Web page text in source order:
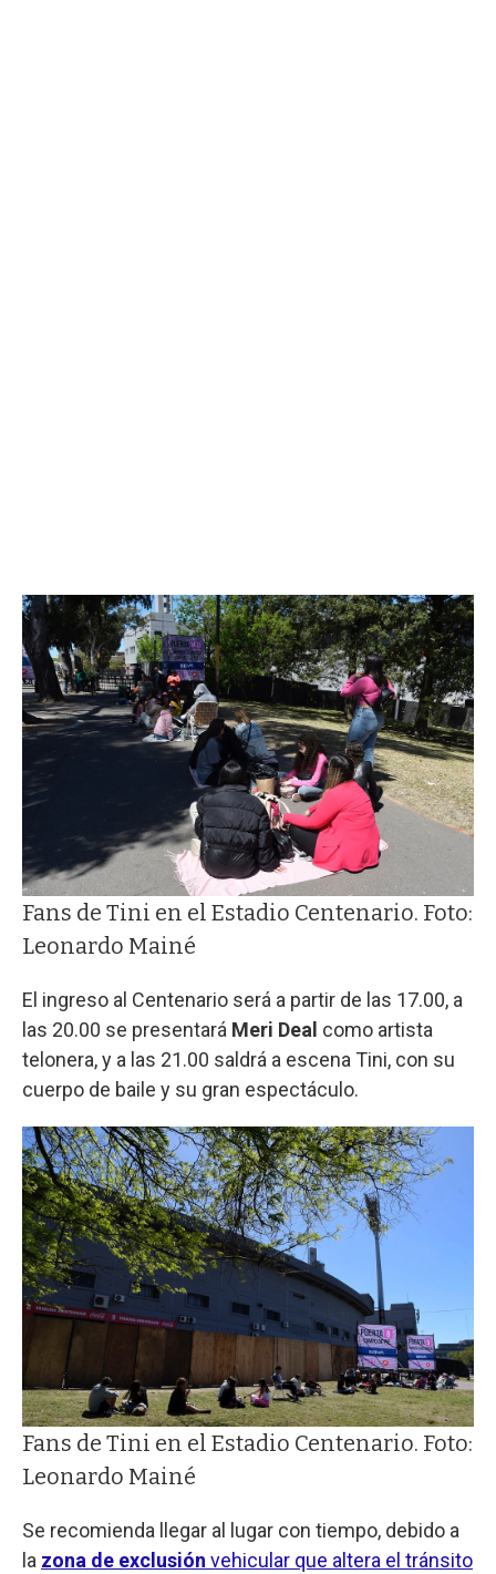
Fans de Tini en el Estadio Centenario. Foto:
Leonardo Mainé
El ingreso al Centenario será a partir de las 17.00, a
las 20.00 se presentará Meri Deal como artista
telonera, y a las 21.00 saldrá a escena Tini, con su
cuerpo de baile y su gran espectáculo.
Fans de Tini en el Estadio Centenario. Foto:
Leonardo Mainé
Se recomienda llegar al lugar con tiempo, debido a
la zona de exclusión vehicular que altera el tránsito